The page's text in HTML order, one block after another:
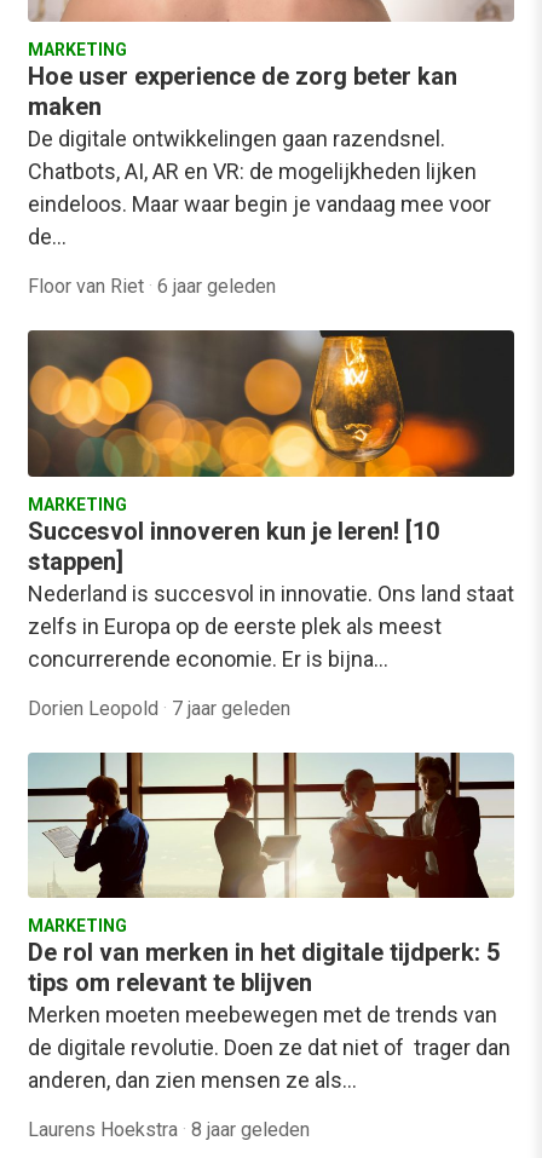
MARKETING
Hoe user experience de zorg beter kan
maken
De digitale ontwikkelingen gaan razendsnel.
Chatbots, AI, AR en VR: de mogelijkheden lijken
eindeloos. Maar waar begin je vandaag mee voor
de…
Floor van Riet · 6 jaar geleden
MARKETING
Succesvol innoveren kun je leren! [10
stappen]
Nederland is succesvol in innovatie. Ons land staat
zelfs in Europa op de eerste plek als meest
concurrerende economie. Er is bijna…
Dorien Leopold · 7 jaar geleden
MARKETING
De rol van merken in het digitale tijdperk: 5
tips om relevant te blijven
Merken moeten meebewegen met de trends van
de digitale revolutie. Doen ze dat niet of trager dan
anderen, dan zien mensen ze als…
Laurens Hoekstra · 8 jaar geleden